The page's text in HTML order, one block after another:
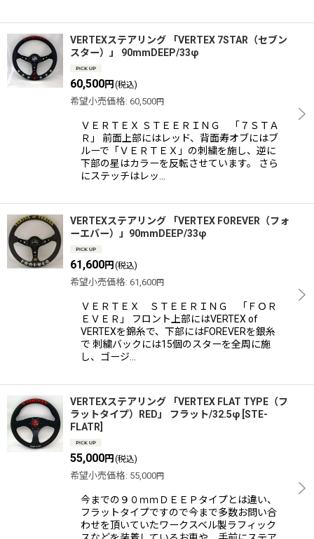
VERTEXステアリング 「VERTEX 7STAR（セブン
スター）」 90mmDEEP/33φ
60,500円 (税込)
希望小売価格: 60,500円
ＶＥＲＴＥＸ ＳＴＥＥＲＩＮＧ 「７ＳＴＡ
Ｒ」 前面上部にはレッド、背面寿オブにはブ
ルーで「ＶＥＲＴＥＸ」の刺繍を施し、逆に
下部の星はカラーを反転させています。 さら
にステッチはレッ…
VERTEXステアリング 「VERTEX FOREVER（フォ
ーエバー）」90mmDEEP/33φ
61,600円 (税込)
希望小売価格: 61,600円
ＶＥＲＴＥＸ ＳＴＥＥＲＩＮＧ 「ＦＯＲ
ＥＶＥＲ」 フロント上部にはVERTEX of
VERTEXを錦糸で、下部にはFOREVERを銀糸
で 刺繍バックには15個のスターを全周に施
し、ゴージ…
VERTEXステアリング 「VERTEX FLAT TYPE（フ
ラットタイプ）RED」 フラット/32.5φ STE-
FLATR
55,000円 (税込)
希望小売価格: 55,000円
今までの９０ｍｍＤＥＥＰタイプとは違い、
フラットタイプですので今まで多数お問い合
わせを頂いていたワークスベル製ラフィック